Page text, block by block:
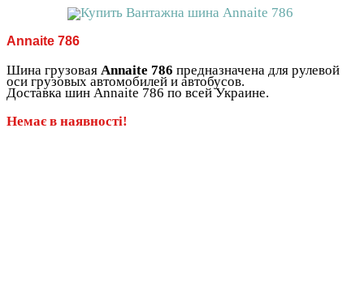
Annaite 786
Шина грузовая Annaite 786 предназначена для рулевой
оси грузовых автомобилей и автобусов.
Доставка шин Annaite 786 по всей Украине.
Немає в наявності!